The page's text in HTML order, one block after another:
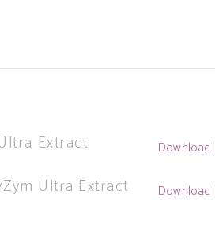
Extract Download
Ultra Extract Download